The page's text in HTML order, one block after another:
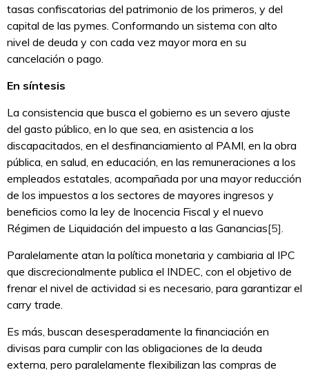
tasas confiscatorias del patrimonio de los primeros, y del
capital de las pymes. Conformando un sistema con alto
nivel de deuda y con cada vez mayor mora en su
cancelación o pago.
En síntesis
La consistencia que busca el gobierno es un severo ajuste
del gasto público, en lo que sea, en asistencia a los
discapacitados, en el desfinanciamiento al PAMI, en la obra
pública, en salud, en educación, en las remuneraciones a los
empleados estatales, acompañada por una mayor reducción
de los impuestos a los sectores de mayores ingresos y
beneficios como la ley de Inocencia Fiscal y el nuevo
Régimen de Liquidación del impuesto a las Ganancias[5]
Paralelamente atan la política monetaria y cambiaria al IPC
que discrecionalmente publica el INDEC, con el objetivo de
frenar el nivel de actividad si es necesario, para garantizar el
carry trade.
Es más, buscan desesperadamente la financiación en
divisas para cumplir con las obligaciones de la deuda
externa, pero paralelamente flexibilizan las compras de